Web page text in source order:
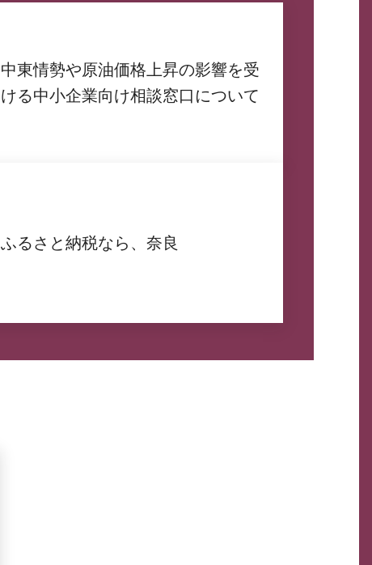
中東情勢や原油価格上昇の影響を受
ける中小企業向け相談窓口について
ふるさと納税なら、奈良